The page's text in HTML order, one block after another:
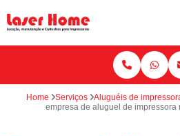
Home Serviços Aluguéis de
empresa de aluguel de impressora